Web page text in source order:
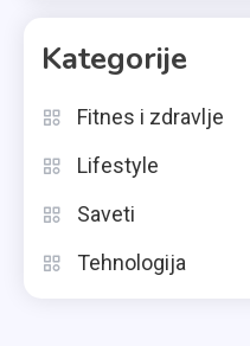
Kategorije
Fitnes i zdravlje
Lifestyle
Saveti
Tehnologija